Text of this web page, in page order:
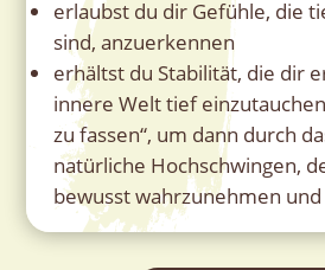
erlaubst du dir Gefühle, die
sind, anzuerkennen
erhältst du Stabilität, die dir
innere Welt tief
zu fassen“, um dann durch
natürliche Hochschwingen,
bewusst wahrzunehmen